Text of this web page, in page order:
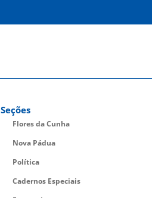
Seções
Flores da Cunha
Nova Pádua
Política
Cadernos Especiais